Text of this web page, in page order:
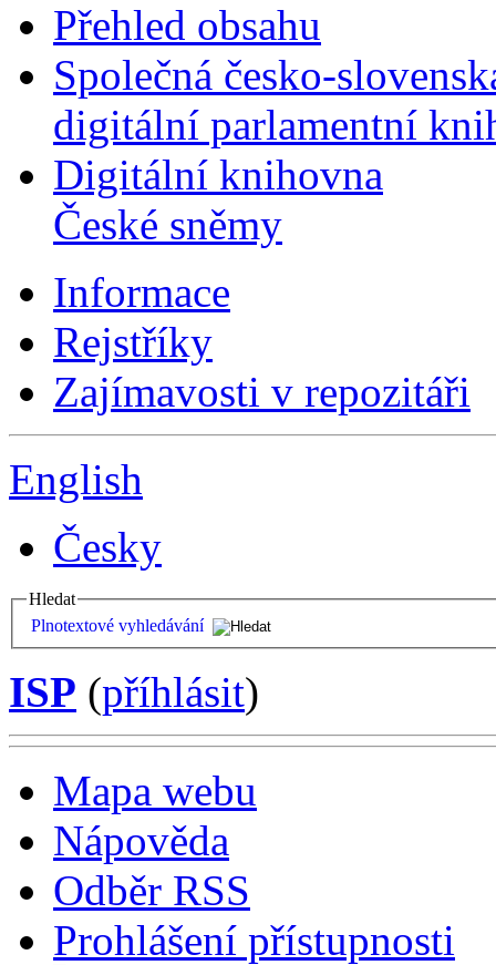
Přehled obsahu
Společná česko-
digitální parlamentní
Digitální knihovna
České sněmy
Informace
Rejstříky
Zajímavosti v repozitáři
English
Česky
Hledat
Plnotextové vyhledávání
ISP (příhlásit)
Mapa webu
Nápověda
Odběr RSS
Prohlášení přístupnosti